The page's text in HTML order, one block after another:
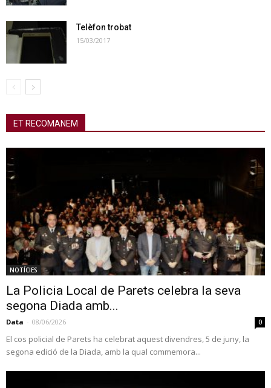
Telèfon trobat
15/03/2017
ET RECOMANEM
NOTÍCIES
La Policia Local de Parets celebra la seva
segona Diada amb...
Data - 08/06/2026 0
El cos policial de Parets ha celebrat aquest divendres, 5 de juny, la
segona edició de la Diada, amb la qual commemora...